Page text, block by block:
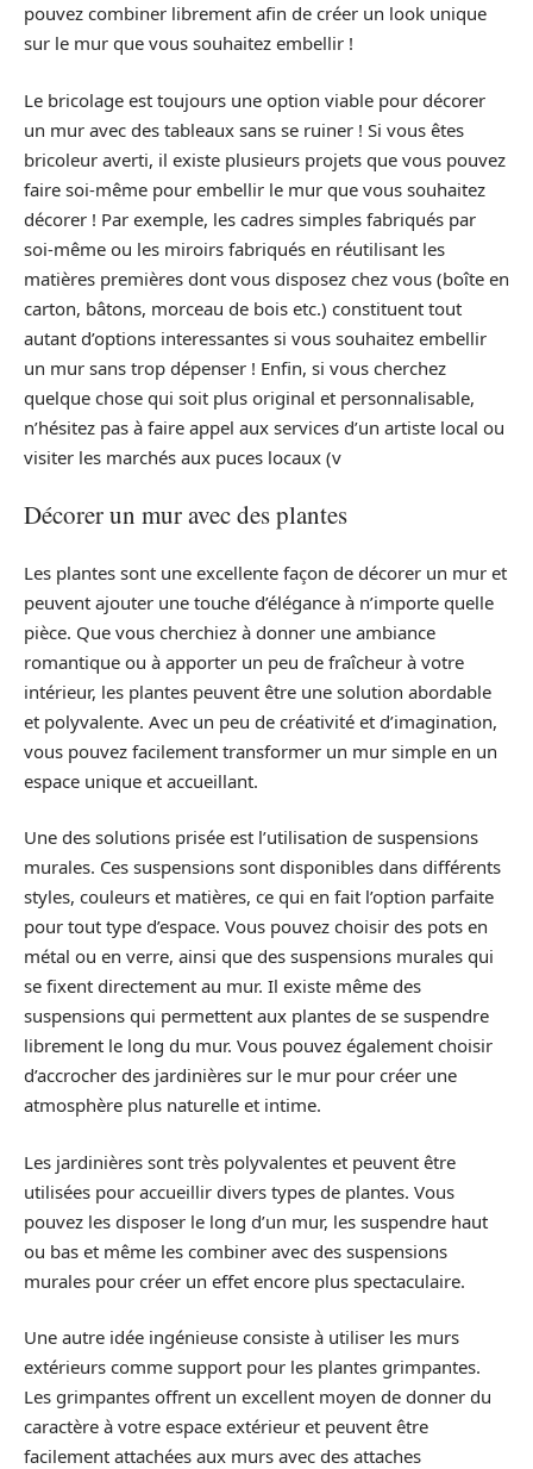
pouvez combiner librement afin de créer un look unique
sur le mur que vous souhaitez embellir !
Le bricolage est toujours une option viable pour décorer
un mur avec des tableaux sans se ruiner ! Si vous êtes
bricoleur averti, il existe plusieurs projets que vous pouvez
faire soi-même pour embellir le mur que vous souhaitez
décorer ! Par exemple, les cadres simples fabriqués par
soi-même ou les miroirs fabriqués en réutilisant les
matières premières dont vous disposez chez vous (boîte en
carton, bâtons, morceau de bois etc.) constituent tout
autant d’options interessantes si vous souhaitez embellir
un mur sans trop dépenser ! Enfin, si vous cherchez
quelque chose qui soit plus original et personnalisable,
n’hésitez pas à faire appel aux services d’un artiste local ou
visiter les marchés aux puces locaux (v
Décorer un mur avec des plantes
Les plantes sont une excellente façon de décorer un mur et
peuvent ajouter une touche d’élégance à n’importe quelle
pièce. Que vous cherchiez à donner une ambiance
romantique ou à apporter un peu de fraîcheur à votre
intérieur, les plantes peuvent être une solution abordable
et polyvalente. Avec un peu de créativité et d’imagination,
vous pouvez facilement transformer un mur simple en un
espace unique et accueillant.
Une des solutions prisée est l’utilisation de suspensions
murales. Ces suspensions sont disponibles dans différents
styles, couleurs et matières, ce qui en fait l’option parfaite
pour tout type d’espace. Vous pouvez choisir des pots en
métal ou en verre, ainsi que des suspensions murales qui
se fixent directement au mur. Il existe même des
suspensions qui permettent aux plantes de se suspendre
librement le long du mur. Vous pouvez également choisir
d’accrocher des jardinières sur le mur pour créer une
atmosphère plus naturelle et intime.
Les jardinières sont très polyvalentes et peuvent être
utilisées pour accueillir divers types de plantes. Vous
pouvez les disposer le long d’un mur, les suspendre haut
ou bas et même les combiner avec des suspensions
murales pour créer un effet encore plus spectaculaire.
Une autre idée ingénieuse consiste à utiliser les murs
extérieurs comme support pour les plantes grimpantes.
Les grimpantes offrent un excellent moyen de donner du
caractère à votre espace extérieur et peuvent être
facilement attachées aux murs avec des attaches